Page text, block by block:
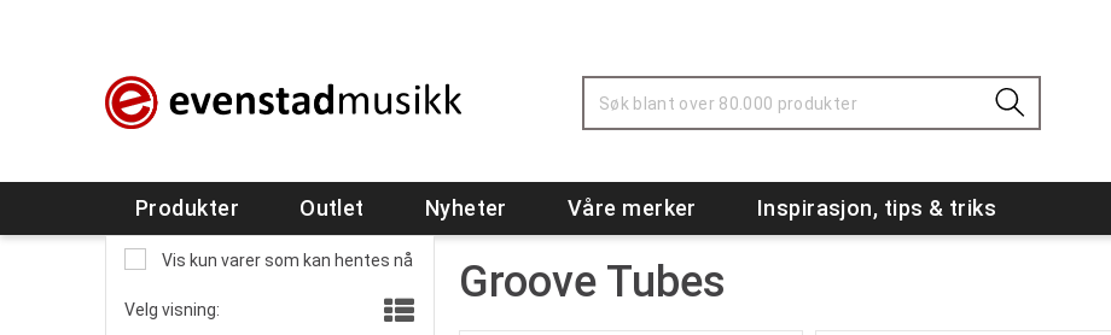
Produkter Outlet Nyheter Våre merker Inspirasjon, tips & triks
Vis kun varer som kan hentes nå
Velg visning:
Groove Tubes